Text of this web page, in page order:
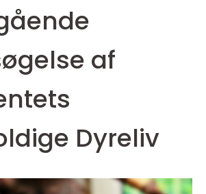
af
Dyreliv